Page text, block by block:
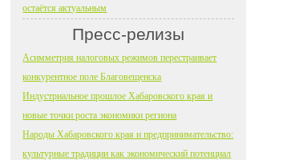
остаётся актуальным
Пресс-релизы
Асимметрия налоговых режимов перестраивает
конкурентное поле Благовещенска
Индустриальное прошлое Хабаровского края и
новые точки роста экономики региона
Народы Хабаровского края и предпринимательство:
культурные традиции как экономический потенциал